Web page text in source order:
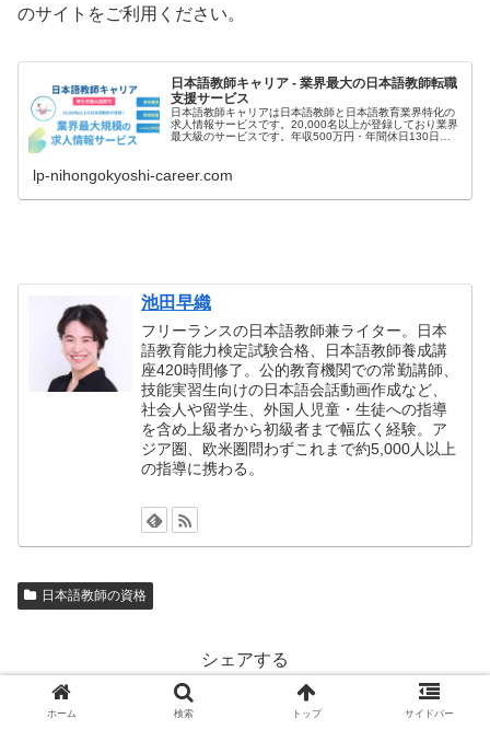
のサイトをご利用ください。
日本語教師キャリア - 業界最大の日本語教師転職
支援サービス
日本語教師キャリアは日本語教師と日本語教育業界特化の
求人情報サービスです。20,000名以上が登録しており業界
最大級のサービスです。年収500万円・年間休日130日な
lp-nihongokyoshi-career.com
池田早織
フリーランスの日本語教師兼ライター。日本
語教育能力検定試験合格、日本語教師養成講
座420時間修了。公的教育機関での常勤講師、
技能実習生向けの日本語会話動画作成など、
社会人や留学生、外国人児童・生徒への指導
を含め上級者から初級者まで幅広く経験。ア
ジア圏、欧米圏問わずこれまで約5,000人以上
の指導に携わる。
日本語教師の資格
シェアする
はてブ
ホーム 検索 トップ サイドバー